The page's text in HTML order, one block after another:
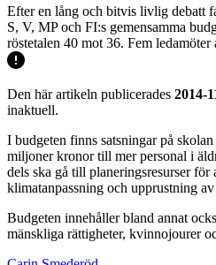
Efter en lång och bitvis livlig debatt
S, V, MP och FI:s gemensamma
röstetalen 40 mot 36. Fem ledamöter
Den här artikeln publicerades 2014-
inaktuell.
I budgeten finns satsningar på
miljoner kronor till mer personal i
dels ska gå till planeringsresurser för
klimatanpassning och upprustning
Budgeten innehåller bland annat
mänskliga rättigheter, kvinnojourer